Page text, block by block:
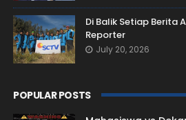
Di Balik Setiap Berita
Reporter
July 20, 2026
POPULAR POSTS